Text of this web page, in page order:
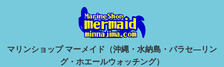
マリンショップ マーメイド（沖縄・水納島・パラセ―リン
グ・ホエールウォッチング）